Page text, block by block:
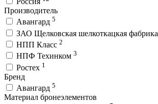
Производитель
Авангард 5
ЗАО Щелковская шелкоткацкая фабрика
НПП Класс 2
НПФ Техинком 3
Ростех 1
Бренд
Авангард 5
Материал бронеэлементов